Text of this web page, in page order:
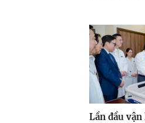
Lần đầu